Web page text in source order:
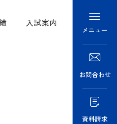
入試案内
メニュー
お問合わせ
資料請求